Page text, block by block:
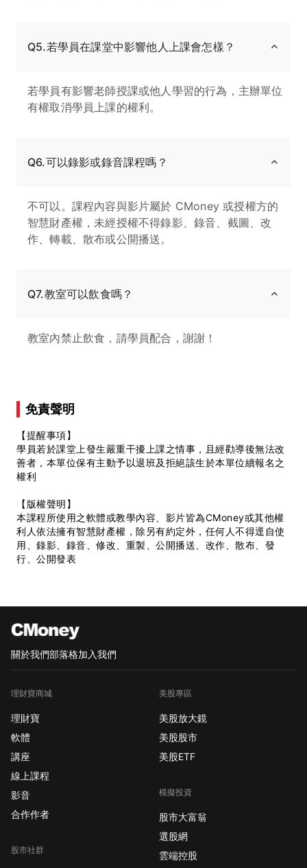
Q5.若學員在課堂中影響他人上課會怎樣？
若學員有影響老師授課或他人學習的行為，主辦單位
有權取消學員上課的權利。
Q6.可以錄影或錄音課程嗎？
不可以。課程內容與影片屬於 CMoney 或授權方的
智慧財產權，未經授權不得錄影、錄音、截圖、改
作、轉載、散布或公開播送。
Q7.教室可以飲食嗎？
教室內禁止飲食，請學員配合，謝謝！
免責聲明
【提醒事項】
學員若於課堂上發生嚴重干擾上課之情事，且經勸導後無法改
善者，本單位保有主動予以退班及拒絕該生於本單位續報名之
權利
【版權聲明】
本課程所使用之軟體或教學內容、影片皆為CMoney或其他權
利人依法擁有智慧財產權，除另有約定外，任何人不得逕自使
用、錄影、錄音、修改、重製、公開播送、改作、散布、發
行、公開發表
關於我們部落格加入我們
理財寶商城
理財寶
軟體
講座
線上課程
影音
合作作者
股市社群
美股專區
美股放大鏡
美股股市
美股ETF
模擬投資
股市大富翁
選股網
雲端控股